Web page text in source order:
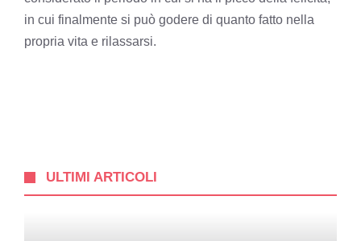
in cui finalmente si può godere di quanto fatto nella
propria vita e rilassarsi.
ULTIMI ARTICOLI